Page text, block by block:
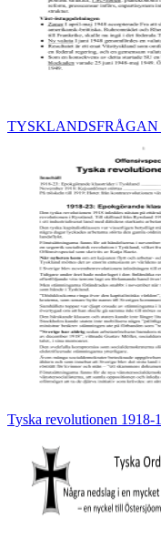
TYSKLANDSFRÅGAN
Tyska revolutionen 1918-